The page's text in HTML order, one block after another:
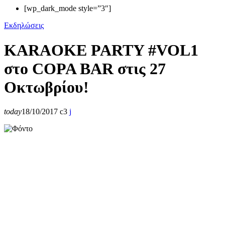
[wp_dark_mode style=”3″]
Εκδηλώσεις
KARAOKE PARTY #VOL1
στο COPA BAR στις 27
Οκτωβρίου!
today18/10/2017 3